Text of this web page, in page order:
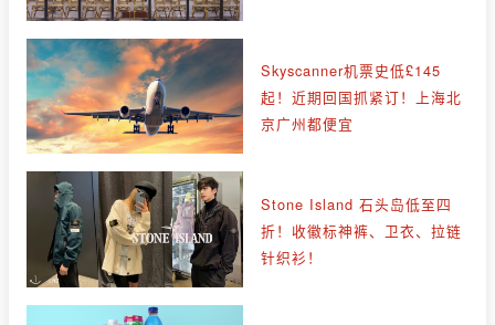
Skyscanner机票史低£145
起！近期回国抓紧订！上海北
京广州都便宜
Stone Island 石头岛低至四
折！收徽标神裤、卫衣、拉链
针织衫！